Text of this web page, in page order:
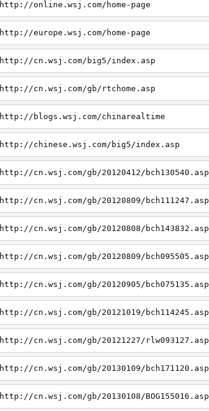
http://online.wsj.com/home-page
http://europe.wsj.com/home-page
http://cn.wsj.com/big5/index.asp
http://cn.wsj.com/gb/rtchome.asp
http://blogs.wsj.com/chinarealtime
http://chinese.wsj.com/big5/index.asp
http://cn.wsj.com/gb/20120412/bch130540.asp
http://cn.wsj.com/gb/20120809/bch111247.asp
http://cn.wsj.com/gb/20120808/bch143832.asp
http://cn.wsj.com/gb/20120809/bch095505.asp
http://cn.wsj.com/gb/20120905/bch075135.asp
http://cn.wsj.com/gb/20121019/bch114245.asp
http://cn.wsj.com/gb/20121227/rlw093127.asp
http://cn.wsj.com/gb/20130109/bch171120.asp
http://cn.wsj.com/gb/20130108/BOG155016.asp